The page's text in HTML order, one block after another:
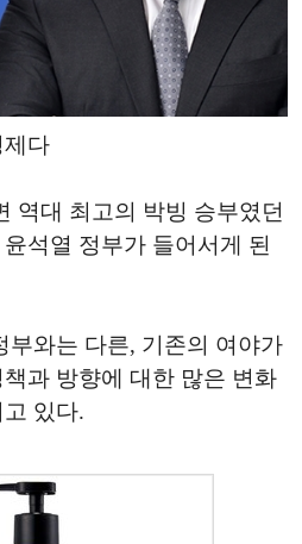
제다
역대 최고의 박빙 승부였던
석열 정부가 들어서게 된
부와는 다른, 기존의 여야가
과 방향에 대한 많은 변화
있다.